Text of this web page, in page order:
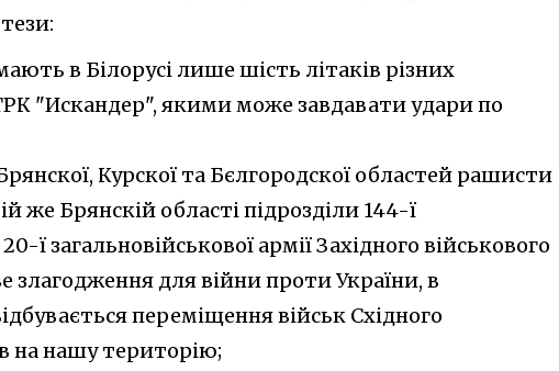
в Білорусі лише шість літаків різних
"Искандер", якими може завдавати удари по
Курскої та Бєлгородскої областей рашисти
же Брянскій області підрозділи 144-ї
ї загальновійськової армії Західного військового
злагодження для війни проти України, в
переміщення військ Східного
на нашу територію;